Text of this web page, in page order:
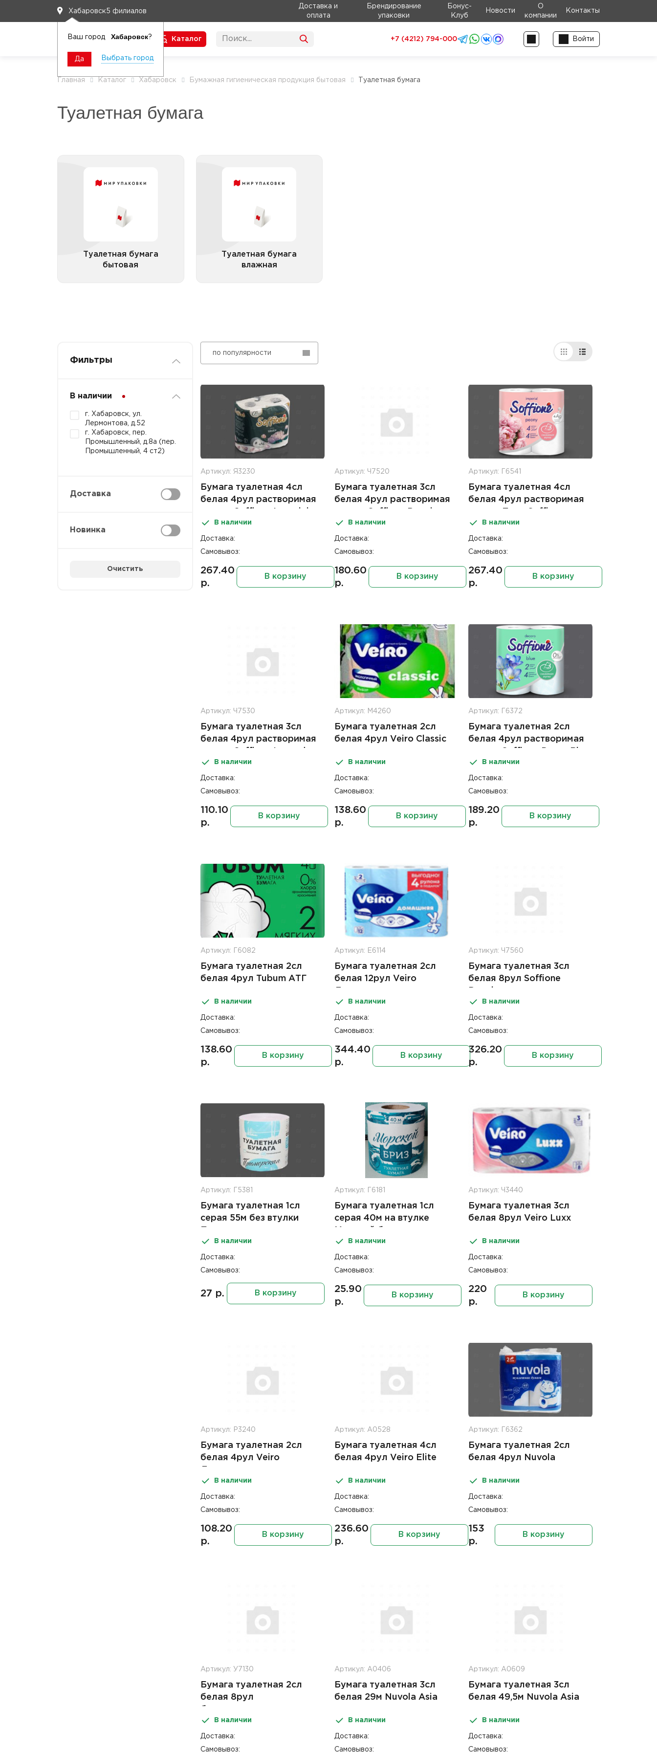
Хабаровск5 филиалов
Ваш город Хабаровск?
Да Выбрать город
Доставка и
оплата
Брендирование
упаковки
Бонус-
Клуб
Новости
О
компании
Контакты
Каталог +7 (4212) 794-000 Войти
Главная Каталог Хабаровск Бумажная гигиеническая продукция бытовая Туалетная бумага
Туалетная бумага
Туалетная бумага
бытовая
бытовая
Туалетная бумага бытовая 2
Туалетная бумага бытовая 4
Все категории
Туалетная бумага
влажная
влажная
Туалетная бумага влажная с
Все категории
Фильтры
В наличии
г. Хабаровск, ул.
Лермонтова, д.52
г. Хабаровск, пер.
Промышленный, д.8а (пер.
Промышленный, 4 ст2)
Доставка
Новинка
Очистить
по популярности
Артикул: Я3230
Бумага туалетная 4сл
белая 4рул растворимая
Fiore Ideale
В наличии
Доставка:
Самовывоз:
267.40
р.
В корзину
Артикул: Ч7520
Бумага туалетная 3сл
белая 4рул растворимая
В наличии
Доставка:
Самовывоз:
180.60
р.
В корзину
Артикул: Г6541
Бумага туалетная 4сл
белая 4рул растворимая
imperial
В наличии
Доставка:
Самовывоз:
267.40
р.
В корзину
Артикул: Ч7530
Бумага туалетная 3сл
белая 4рул растворимая
В наличии
Доставка:
Самовывоз:
110.10
р.
В корзину
Артикул: М4260
Бумага туалетная 2сл
белая 4рул Veiro Classic
В наличии
Доставка:
Самовывоз:
138.60
р.
В корзину
Артикул: Г6372
Бумага туалетная 2сл
белая 4рул растворимая
В наличии
Доставка:
Самовывоз:
189.20
р.
В корзину
Артикул: Г6082
Бумага туалетная 2сл
белая 4рул Tubum АТГ
В наличии
Доставка:
Самовывоз:
138.60
р.
В корзину
Артикул: Е6114
Бумага туалетная 2cл
белая 12рул Veiro
В наличии
Доставка:
Самовывоз:
344.40
р.
В корзину
Артикул: Ч7560
Бумага туалетная 3сл
белая 8рул Soffione
втулка
В наличии
Доставка:
Самовывоз:
326.20
р.
В корзину
Артикул: Г5381
Бумага туалетная 1сл
серая 55м без втулки
В наличии
Доставка:
Самовывоз:
27 р. В корзину
Артикул: Г6181
Бумага туалетная 1сл
серая 40м на втулке
В наличии
Доставка:
Самовывоз:
25.90
р.
В корзину
Артикул: Ч3440
Бумага туалетная 3сл
белая 8рул Veiro Luxx
В наличии
Доставка:
Самовывоз:
220
р.
В корзину
Артикул: Р3240
Бумага туалетная 2сл
белая 4рул Veiro
В наличии
Доставка:
Самовывоз:
108.20
р.
В корзину
Артикул: А0528
Бумага туалетная 4сл
белая 4рул Veiro Elite
В наличии
Доставка:
Самовывоз:
236.60
р.
В корзину
Артикул: Г6362
Бумага туалетная 2сл
белая 4рул Nuvola
В наличии
Доставка:
Самовывоз:
153
р.
В корзину
Артикул: У7130
Бумага туалетная 2сл
белая 8рул
Tellus/Торк премиум 23м
ТР4
В наличии
Доставка:
Самовывоз:
Артикул: А0406
Бумага туалетная 3сл
белая 29м Nuvola Asia
В наличии
Доставка:
Самовывоз:
Артикул: А0609
Бумага туалетная 3сл
белая 49,5м Nuvola Asia
В наличии
Доставка:
Самовывоз: